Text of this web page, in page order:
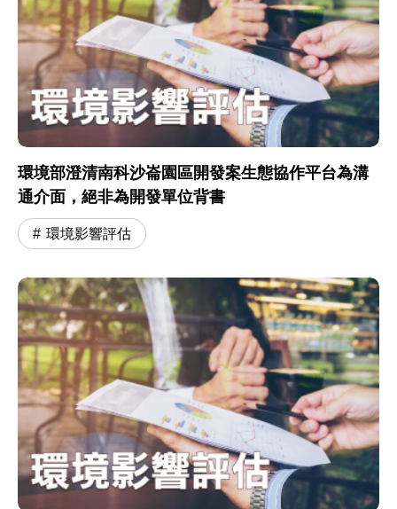
環境部澄清南科沙崙園區開發案生態協作平台為溝
通介面，絕非為開發單位背書
環境影響評估